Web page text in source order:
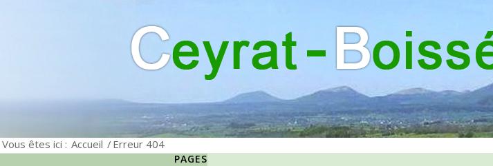
Vous êtes ici : Accueil / Erreur 404
PAGES